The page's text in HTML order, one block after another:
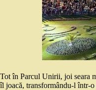
Tot în Parcul Unirii, joi seara
îl joacă, transformându-l într-